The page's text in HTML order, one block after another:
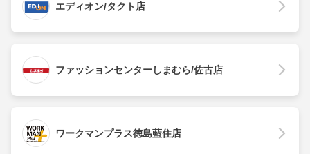
エディオン/タクト店
ファッションセンターしまむら/佐古店
ワークマンプラス徳島藍住店